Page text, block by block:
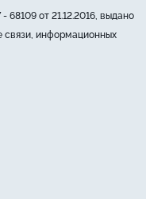
от 21.12.2016, выдано
связи, информационных